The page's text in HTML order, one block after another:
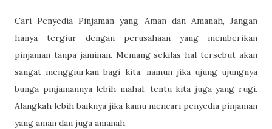
Cari Penyedia Pinjaman yang Aman dan Amanah, Jangan
hanya tergiur dengan perusahaan yang memberikan
pinjaman tanpa jaminan. Memang sekilas hal tersebut akan
sangat menggiurkan bagi kita, namun jika ujung-ujungnya
bunga pinjamannya lebih mahal, tentu kita juga yang rugi.
Alangkah lebih baiknya jika kamu mencari penyedia pinjaman
yang aman dan juga amanah.